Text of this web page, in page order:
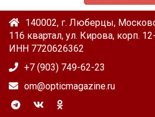
140002, г. Люберцы,
116 квартал, ул. Кирова, корп.
ИНН 7720626362
+7 (903) 749-62-23
om@opticmagazine.ru